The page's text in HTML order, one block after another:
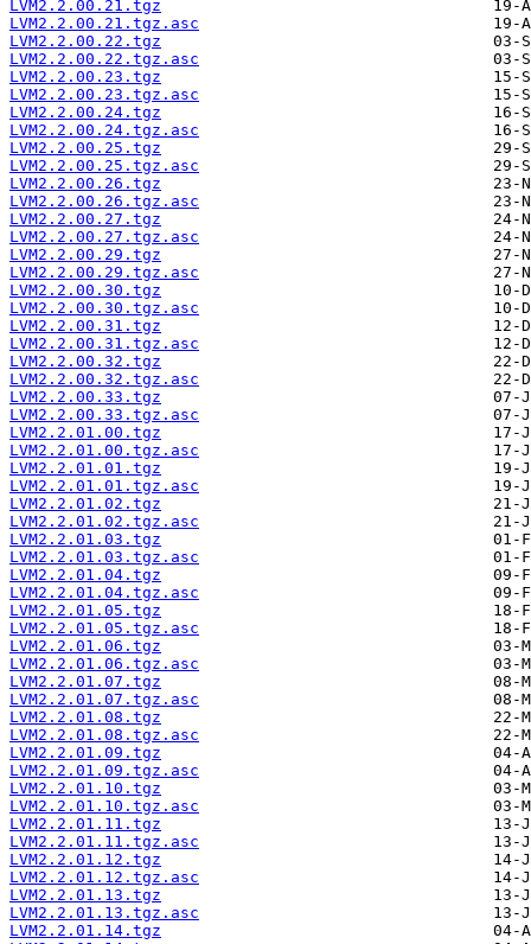
LVM2.2.00.21.tgz
LVM2.2.00.21.tgz.asc
LVM2.2.00.22.tgz
LVM2.2.00.22.tgz.asc
LVM2.2.00.23.tgz
LVM2.2.00.23.tgz.asc
LVM2.2.00.24.tgz
LVM2.2.00.24.tgz.asc
LVM2.2.00.25.tgz
LVM2.2.00.25.tgz.asc
LVM2.2.00.26.tgz
LVM2.2.00.26.tgz.asc
LVM2.2.00.27.tgz
LVM2.2.00.27.tgz.asc
LVM2.2.00.29.tgz
LVM2.2.00.29.tgz.asc
LVM2.2.00.30.tgz
LVM2.2.00.30.tgz.asc
LVM2.2.00.31.tgz
LVM2.2.00.31.tgz.asc
LVM2.2.00.32.tgz
LVM2.2.00.32.tgz.asc
LVM2.2.00.33.tgz
LVM2.2.00.33.tgz.asc
LVM2.2.01.00.tgz
LVM2.2.01.00.tgz.asc
LVM2.2.01.01.tgz
LVM2.2.01.01.tgz.asc
LVM2.2.01.02.tgz
LVM2.2.01.02.tgz.asc
LVM2.2.01.03.tgz
LVM2.2.01.03.tgz.asc
LVM2.2.01.04.tgz
LVM2.2.01.04.tgz.asc
LVM2.2.01.05.tgz
LVM2.2.01.05.tgz.asc
LVM2.2.01.06.tgz
LVM2.2.01.06.tgz.asc
LVM2.2.01.07.tgz
LVM2.2.01.07.tgz.asc
LVM2.2.01.08.tgz
LVM2.2.01.08.tgz.asc
LVM2.2.01.09.tgz
LVM2.2.01.09.tgz.asc
LVM2.2.01.10.tgz
LVM2.2.01.10.tgz.asc
LVM2.2.01.11.tgz
LVM2.2.01.11.tgz.asc
LVM2.2.01.12.tgz
LVM2.2.01.12.tgz.asc
LVM2.2.01.13.tgz
LVM2.2.01.13.tgz.asc
LVM2.2.01.14.tgz